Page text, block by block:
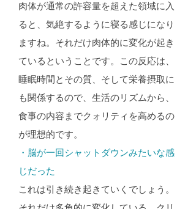
肉体が通常の許容量を超えた領域に入
ると、気絶するように寝る感じになり
ますね。それだけ肉体的に変化が起き
ているということです。この反応は、
睡眠時間とその質、そして栄養摂取に
も関係するので、生活のリズムから、
食事の内容までクォリティを高めるの
が理想的です。
・脳が一回シャットダウンみたいな感
じだった​
これは引き続き起きていくでしょう。